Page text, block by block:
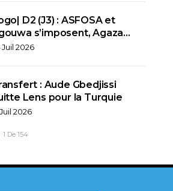
D2 (J3) : ASFOSA et
s’imposent, Agaza…
Juil 2026
: Aude Gbedjissi
Lens pour la Turquie
2026
1 De 154